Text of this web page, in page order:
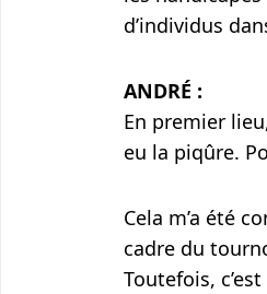
d’individus
ANDRÉ :
En premier
eu la piqûre.
Cela m’a été
cadre du
Toutefois,